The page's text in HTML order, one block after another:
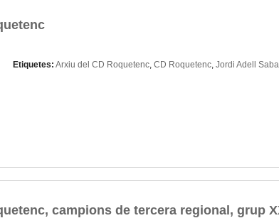
Etiquetes: Arxiu del CD Roquetenc, CD Roquetenc, Jordi Adell
campions de tercera regional, grup